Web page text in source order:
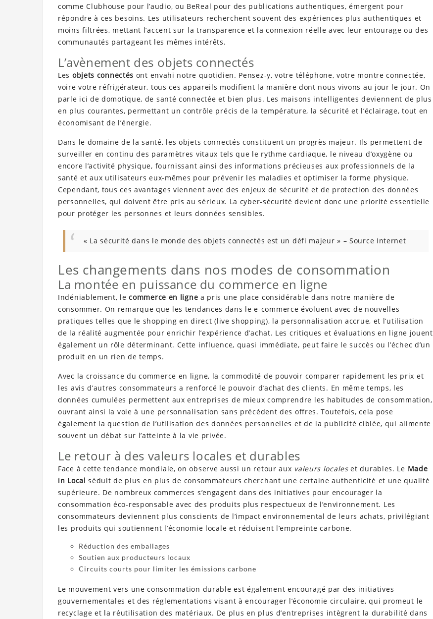
comme Clubhouse pour l’audio, ou BeReal pour des publications authentiques, émergent pour
répondre à ces besoins. Les utilisateurs recherchent souvent des expériences plus authentiques et
moins filtrées, mettant l’accent sur la transparence et la connexion réelle avec leur entourage ou des
communautés partageant les mêmes intérêts.
L’avènement des objets connectés
Les objets connectés ont envahi notre quotidien. Pensez-y, votre téléphone, votre montre connectée,
voire votre réfrigérateur, tous ces appareils modifient la manière dont nous vivons au jour le jour. On
parle ici de domotique, de santé connectée et bien plus. Les maisons intelligentes deviennent de plus
en plus courantes, permettant un contrôle précis de la température, la sécurité et l’éclairage, tout en
économisant de l’énergie.
Dans le domaine de la santé, les objets connectés constituent un progrès majeur. Ils permettent de
surveiller en continu des paramètres vitaux tels que le rythme cardiaque, le niveau d’oxygène ou
encore l’activité physique, fournissant ainsi des informations précieuses aux professionnels de la
santé et aux utilisateurs eux-mêmes pour prévenir les maladies et optimiser la forme physique.
Cependant, tous ces avantages viennent avec des enjeux de sécurité et de protection des données
personnelles, qui doivent être pris au sérieux. La cyber-sécurité devient donc une priorité essentielle
pour protéger les personnes et leurs données sensibles.
« La sécurité dans le monde des objets connectés est un défi majeur » – Source Internet
Les changements dans nos modes de consommation
La montée en puissance du commerce en ligne
Indéniablement, lecommerce en ligne a pris une place considérable dans notre manière de
consommer. On remarque que les tendances dans le e-commerce évoluent avec de nouvelles
pratiques telles que le shopping en direct (live shopping), la personnalisation accrue, et l’utilisation
de la réalité augmentée pour enrichir l’expérience d’achat. Les critiques et évaluations en ligne jouent
également un rôle déterminant. Cette influence, quasi immédiate, peut faire le succès ou l’échec d’un
produit en un rien de temps.
Avec la croissance du commerce en ligne, la commodité de pouvoir comparer rapidement les prix et
les avis d’autres consommateurs a renforcé le pouvoir d’achat des clients. En même temps, les
données cumulées permettent aux entreprises de mieux comprendre les habitudes de consommation,
ouvrant ainsi la voie à une personnalisation sans précédent des offres. Toutefois, cela pose
également la question de l’utilisation des données personnelles et de la publicité ciblée, qui alimente
souvent un débat sur l’atteinte à la vie privée.
Le retour à des valeurs locales et durables
Face à cette tendance mondiale, on observe aussi un retour aux valeurs localeset durables. Le Made
in Local séduit de plus en plus de consommateurs cherchant une certaine authenticité et une qualité
supérieure. De nombreux commerces s’engagent dans des initiatives pour encourager la
consommation éco-responsable avec des produits plus respectueux de l’environnement. Les
consommateurs deviennent plus conscients de l’impact environnemental de leurs achats, privilégiant
les produits qui soutiennent l’économie locale et réduisent l’empreinte carbone.
Réduction des emballages
Soutien aux producteurs locaux
Circuits courts pour limiter les émissions carbone
Le mouvement vers une consommation durable est également encouragé par des initiatives
gouvernementales et des réglementations visant à encourager l’économie circulaire, qui promeut le
recyclage et la réutilisation des matériaux. De plus en plus d’entreprises intègrent la durabilité dans